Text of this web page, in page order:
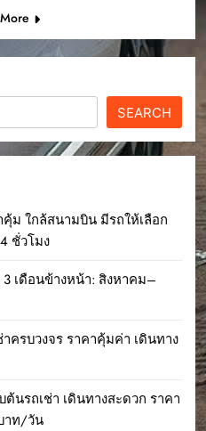
SEARCH
คุ้ม ใกล้สนามบิน มีรถให้เลือก
ชั่วโมง
3 เดือนข้างหน้า: สิงหาคม–
ครบวงจร ราคาคุ้มค่า เดินทาง
นรถเช่า เดินทางสะดวก ราคา
าท/วัน